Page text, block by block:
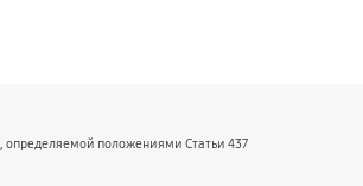
определяемой положениями Статьи 437